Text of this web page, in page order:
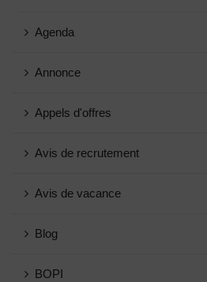
Agenda
Annonce
Appels d'offres
Avis de recrutement
Avis de vacance
Blog
BOPI